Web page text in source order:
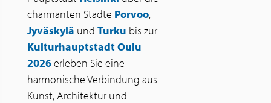
charmanten Städte Porvoo,
Jyväskylä und Turku bis zur
Kulturhauptstadt Oulu
2026erleben Sie eine
harmonische Verbindung aus
Kunst, Architektur und